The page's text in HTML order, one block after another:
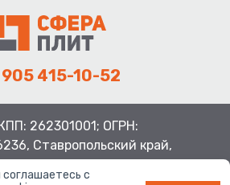
905 415-10-52
262301001; ОГРН:
Ставропольский край,
с